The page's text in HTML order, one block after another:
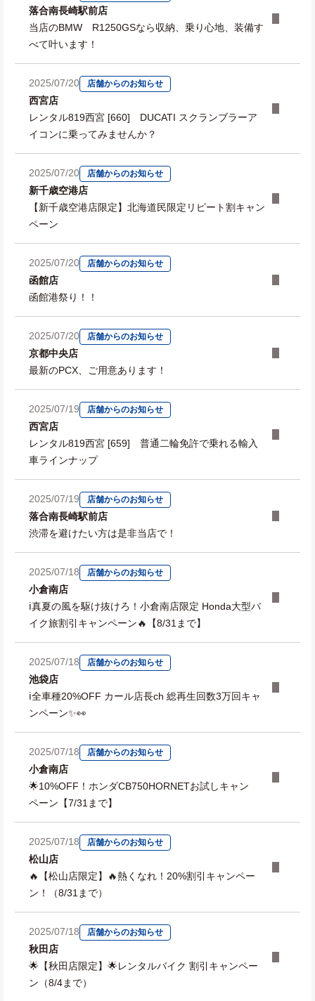
落合南長崎駅前店
当店のBMW R1250GSなら収納、乗り心地、装備す
べて叶います！
2025/07/20 店舗からのお知らせ
西宮店
レンタル819西宮 [660] DUCATI スクランブラーア
イコンに乗ってみませんか？
2025/07/20 店舗からのお知らせ
新千歳空港店
【新千歳空港店限定】北海道民限定リピート割キャン
ペーン
2025/07/20 店舗からのお知らせ
函館店
函館港祭り！！
2025/07/20 店舗からのお知らせ
京都中央店
最新のPCX、ご用意あります！
2025/07/19 店舗からのお知らせ
西宮店
レンタル819西宮 [659] 普通二輪免許で乗れる輸入
車ラインナップ
2025/07/19 店舗からのお知らせ
落合南長崎駅前店
渋滞を避けたい方は是非当店で！
2025/07/18 店舗からのお知らせ
小倉南店
ℹ️真夏の風を駆け抜けろ！小倉南店限定 Honda大型バ
イク旅割引キャンペーン🔥【8/31まで】
2025/07/18 店舗からのお知らせ
池袋店
ℹ️全車種20%OFF カール店長ch 総再生回数3万回キャ
ンペーン✨👀
2025/07/18 店舗からのお知らせ
小倉南店
🌟10%OFF！ホンダCB750HORNETお試しキャン
ペーン【7/31まで】
2025/07/18 店舗からのお知らせ
松山店
🔥【松山店限定】🔥熱くなれ！20%割引キャンペー
ン！（8/31まで）
2025/07/18 店舗からのお知らせ
秋田店
🌟【秋田店限定】🌟レンタルバイク 割引キャンペー
ン（8/4まで）